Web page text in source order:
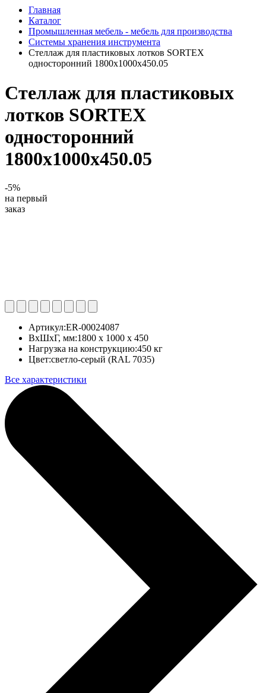
Главная
Каталог
Промышленная мебель - мебель для производства
Системы хранения инструмента
Стеллаж для пластиковых лотков SORTEX
односторонний 1800x1000x450.05
Стеллаж для пластиковых
лотков SORTEX
односторонний
1800x1000x450.05
-5%
на первый
заказ
Артикул:ER-00024087
ВхШхГ, мм:1800 x 1000 x 450
Нагрузка на конструкцию:450 кг
Цвет:светло-серый (RAL 7035)
Все характеристики